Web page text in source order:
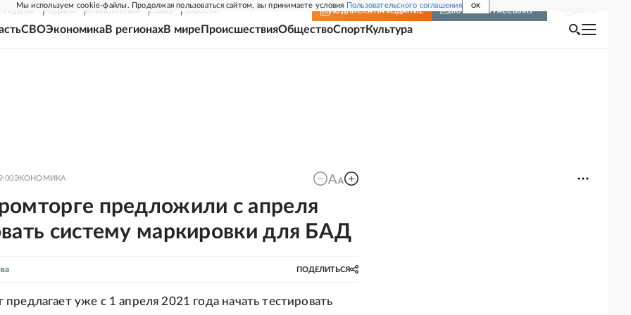
Мы используем cookie-файлы. Продолжая пользоваться сайтом, вы принимаете условия Пользовательского соглашения OK
НЕДЕЛЯ РОДИНА ПРИЛОЖЕНИЯ СОЮЗ НОВОСТИ ПОДПИСКА НА ИЗДАНИЕ ВКЛЮЧИТЬ РАССЫЛКУ
СВОЭкономикаВ регионахВ мире ПроисшествияОбществоСпортКультура
ЭКОНОМИКА
предложили с апреля
систему маркировки для БАД
ПОДЕЛИТЬСЯ
уже с 1 апреля 2021 года начать тестировать